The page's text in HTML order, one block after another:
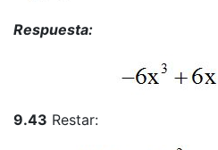
Respuesta:
9.43 Restar: